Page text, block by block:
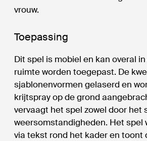
vrouw.
Toepassing
Dit spel is mobiel en kan overal
ruimte worden toegepast. De
sjablonenvormen gelaserd en
krijtspray op de grond
vervaagt het spel zowel door het
weersomstandigheden. Het spel
via tekst rond het kader en toont